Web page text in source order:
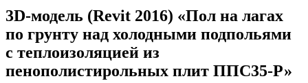
3D-модель (Revit 2016) «Пол на лагах
по грунту над холодными подпольями
с теплоизоляцией из
пенополистирольных плит ППС35-Р»